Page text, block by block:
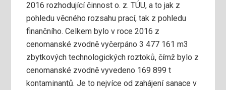
2016 rozhodující činnost o. z. TÚU, a to jak z
pohledu věcného rozsahu prací, tak z pohledu
finančního. Celkem bylo v roce 2016 z
cenomanské zvodně vyčerpáno 3 477 161 m3
zbytkových technologických roztoků, čímž bylo z
cenomanské zvodně vyvedeno 169 899 t
kontaminantů. Je to nejvíce od zahájení sanace v